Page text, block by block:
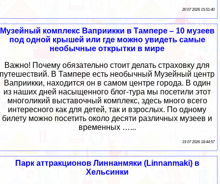
20 07 2026 15:51:40
Музейный комплекс Ваприикки в Тампере – 10 музеев
под одной крышей или где можно увидеть самые
необычные открытки в мире
Важно! Почему обязательно стоит делать страховку для
путешествий. В Тампере есть необычный Музейный центр
Ваприикки, находится он в самом центре города. В один
из наших дней насыщенного блог-тура мы посетили этот
многоликий выставочный комплекс, здесь много всего
интересного как для детей, так и взрослых. По одному
билету можно посетить около десяти различных музеев и
временных …...
19 07 2026 18:44:57
Парк аттракционов Линнанмяки (Linnanmaki) в
Хельсинки